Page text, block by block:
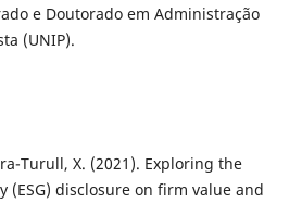
e Doutorado em Administração
(UNIP).
Turull, X. (2021). Exploring the
(ESG) disclosure on firm value and